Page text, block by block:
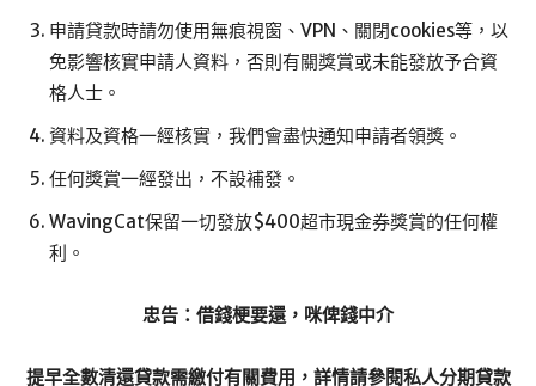
申請貸款時請勿使用無痕視窗、VPN、關閉cookies等，以
免影響核實申請人資料，否則有關獎賞或未能發放予合資
格人士。
資料及資格一經核實，我們會盡快通知申請者領獎。
任何獎賞一經發出，不設補發。
WavingCat保留一切發放$400超市現金券獎賞的任何權
利。
忠告：借錢梗要還，咪俾錢中介
提早全數清還貸款需繳付有關費用，詳情請參閱私人分期貸款